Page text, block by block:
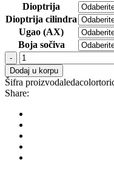
Dioptrija
Dioptrija cilindra
Ugao (AX)
Boja sočiva
Kontaktna
sočiva
LedaSoft
Color
Toric
mesečna
1
kom.
količina
Dodaj u korpu
Šifra proizvoda
Share: